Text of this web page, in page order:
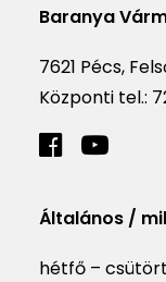
Baranya
7621 Pécs,
Központi tel.:
Általános /
hétfő –